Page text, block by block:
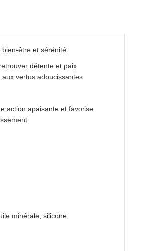
être et sérénité.
détente et paix
vertus adoucissantes.
action apaisante et favorise
minérale, silicone,